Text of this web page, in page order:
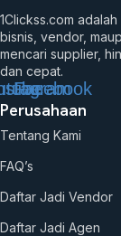
1Clickss.com
bisnis, vendor,
mencari supplier,
dan cepat.
Facebook
Perusahaan
Tentang Kami
FAQ’s
Daftar Jadi Vendor
Daftar Jadi Agen